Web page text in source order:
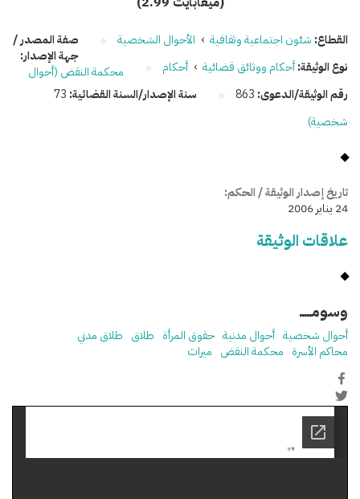
القطاع: شئون اجتماعية وثقافية › الأحوال الشخصية
نوع الوثيقة:أحكام ووثائق قضائية › أحكام
رقم الوثيقة/الدعوى: 863 سنة الإصدار/السنة القضائية: 73
صفة المصدر /
جهة الإصدار:
محكمة النقض (أحوال
شخصية)
تاريخ إصدار الوثيقة / الحكم:
24 يناير 2006
علاقات الوثيقة
وسومـــــ
أحوال شخصية أحوال مدنية حقوق المرأة طلاق طلاق مدني
محاكم الأسرة محكمة النقض ميراث